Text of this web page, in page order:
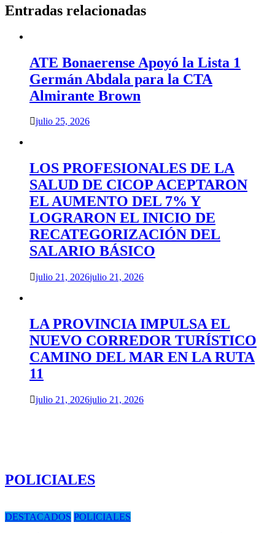
Entradas relacionadas
ATE Bonaerense Apoyó la Lista 1
Germán Abdala para la CTA
Almirante Brown
julio 25, 2026
LOS PROFESIONALES DE LA
SALUD DE CICOP ACEPTARON
EL AUMENTO DEL 7% Y
LOGRARON EL INICIO DE
RECATEGORIZACIÓN DEL
SALARIO BÁSICO
julio 21, 2026julio 21, 2026
LA PROVINCIA IMPULSA EL
NUEVO CORREDOR TURÍSTICO
CAMINO DEL MAR EN LA RUTA
11
julio 21, 2026julio 21, 2026
POLICIALES
DESTACADOS POLICIALES